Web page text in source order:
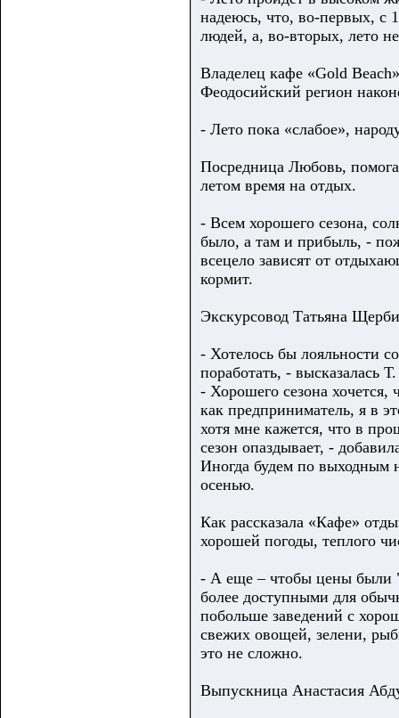
надеюсь, что, во-первых, с
людей, а, во-вторых, лето
Владелец кафе «Gold
Феодосийский регион
- Лето пока «слабое»,
Посредница Любовь,
летом время на отдых.
- Всем хорошего сезона,
было, а там и прибыль, -
всецело зависят от
кормит.
Экскурсовод Татьяна
- Хотелось бы лояльности
поработать, - высказалась
- Хорошего сезона
как предприниматель, я в
хотя мне кажется, что в
сезон опаздывает, -
Иногда будем по выходным
осенью.
Как рассказала «Кафе»
хорошей погоды, теплого
- А еще – чтобы цены были
более доступными для
побольше заведений с
свежих овощей, зелени,
это не сложно.
Выпускница Анастасия